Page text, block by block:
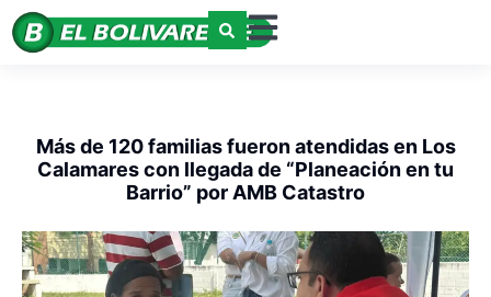
Más de 120 familias fueron atendidas en Los
Calamares con llegada de “Planeación en tu
Barrio” por AMB Catastro